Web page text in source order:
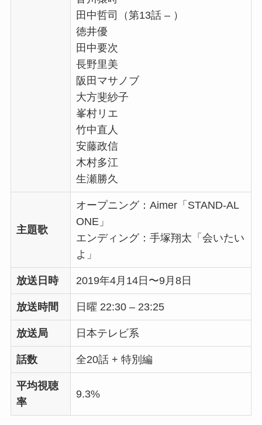
田中哲司（第13話 – ）
徳井優
田中要次
長野里美
阪田マサノブ
大方斐紗子
峯村リエ
竹中直人
安藤政信
木村多江
生瀬勝久
主題歌
オープニング：Aimer「STAND-AL
ONE」
エンディング：手塚翔太「会いたい
よ」
放送日時 2019年4月14日〜9月8日
放送時間 日曜 22:30 – 23:25
放送局 日本テレビ系
話数 全20話 + 特別編
平均視聴
率
9.3%